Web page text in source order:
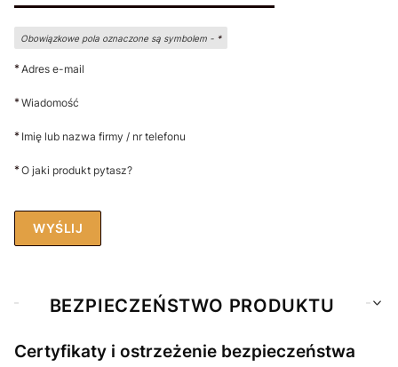
Obowiązkowe pola oznaczone są symbolem - *
*Adres e-mail
*Wiadomość
* Imię lub nazwa firmy / nr telefonu
*O jaki produkt pytasz?
WYŚLIJ
BEZPIECZEŃSTWO PRODUKTU
Certyfikaty i ostrzeżenie bezpieczeństwa